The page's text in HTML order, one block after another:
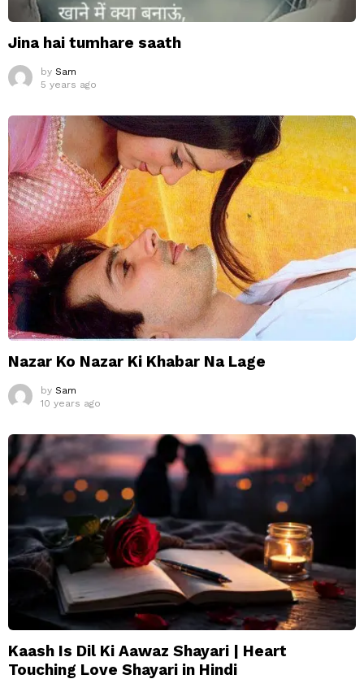
Jina hai tumhare saath
by Sam
5 years ago
Nazar Ko Nazar Ki Khabar Na Lage
by Sam
10 years ago
Kaash Is Dil Ki Aawaz Shayari | Heart
Touching Love Shayari in Hindi